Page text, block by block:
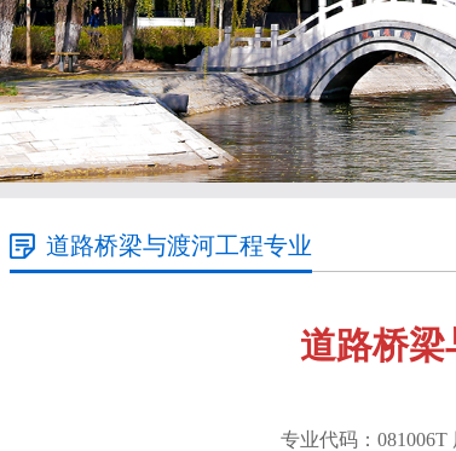
道路桥梁与渡河工程专业
道路桥梁
专业代码：